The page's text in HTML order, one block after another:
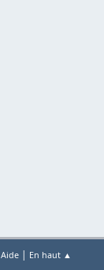
Aide | En haut ▲